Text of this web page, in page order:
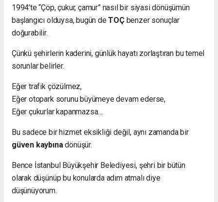
1994’te “Çöp, çukur, çamur” nasıl bir siyasi dönüşümün
başlangıcı olduysa, bugün deTOÇbenzer sonuçlar
doğurabilir.
Çünkü şehirlerin kaderini, günlük hayatı zorlaştıran bu temel
sorunlar belirler.
Eğer trafik çözülmez,
Eğer otopark sorunu büyümeye devam ederse,
Eğer çukurlar kapanmazsa…
Bu sadece bir hizmet eksikliği değil, aynı zamanda bir
güven kaybına dönüşür.
Bence İstanbul Büyükşehir Belediyesi, şehri bir bütün
olarak düşünüp bu konularda adım atmalı diye
düşünüyorum.